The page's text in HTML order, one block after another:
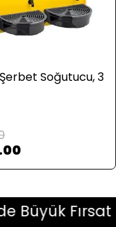
Soğutucu, 3
Fırsat !